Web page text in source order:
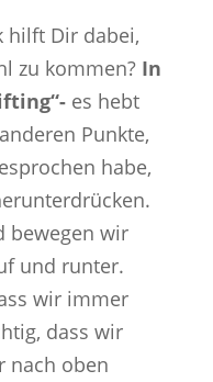
hilft Dir dabei,
zu kommen? In
es hebt
Punkte,
habe,
bewegen wir
und runter.
wir immer
dass wir
nach oben